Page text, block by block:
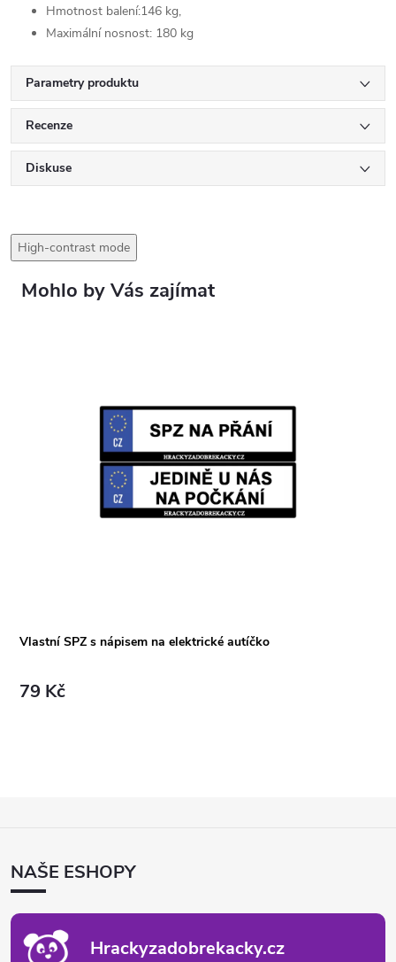
Hmotnost balení:146 kg,
Maximální nosnost: 180 kg
Parametry produktu
Recenze
Diskuse
High-contrast mode
Vlastní SPZ s nápisem na elektrické autíčko
79 Kč
ANAŠE ESHOPY
Hrackyzadobrekacky.cz